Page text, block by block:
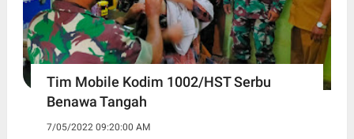
Tim Mobile Kodim 1002/HST Serbu
Benawa Tangah
7/05/2022 09:20:00 AM